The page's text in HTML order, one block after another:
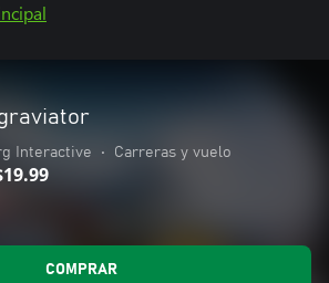
Interactive • Carreras y vuelo
COMPRAR